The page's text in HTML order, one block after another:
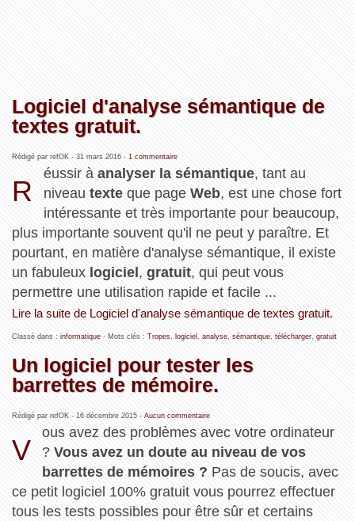
Logiciel d'analyse sémantique de
textes gratuit.
Rédigé par refOK - 31 mars 2016- 1 commentaire
R
éussir àanalyser la sémantique, tant au
niveautexte que pageWeb, est une chose fort
intéressante et très importante pour beaucoup,
plus importante souvent qu'il ne peut y paraître. Et
pourtant, en matière d'analyse sémantique, il existe
un fabuleux logiciel , gratuit, qui peut vous
permettre une utilisation rapide et facile ...
Lire la suite de Logiciel d'analyse sémantique de textes gratuit.
Classé dans : informatique- Mots clés : Tropes, logiciel , analyse, sémantique, télécharger, gratuit
Un logiciel pour tester les
barrettes de mémoire.
Rédigé par refOK - 16 décembre 2015- Aucun commentaire
V
ous avez des problèmes avec votre ordinateur
?Vous avez un doute au niveau de vos
barrettes de mémoires ? Pas de soucis, avec
ce petit logiciel 100% gratuit vous pourrez effectuer
tous les tests possibles pour être sûr et certains